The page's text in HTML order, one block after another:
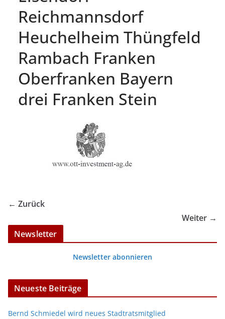
Reichmannsdorf
Heuchelheim Thüngfeld
Rambach Franken
Oberfranken Bayern
drei Franken Stein
← Zurück
Weiter →
Newsletter
Newsletter abonnieren
Neueste Beiträge
Bernd Schmiedel wird neues Stadtratsmitglied